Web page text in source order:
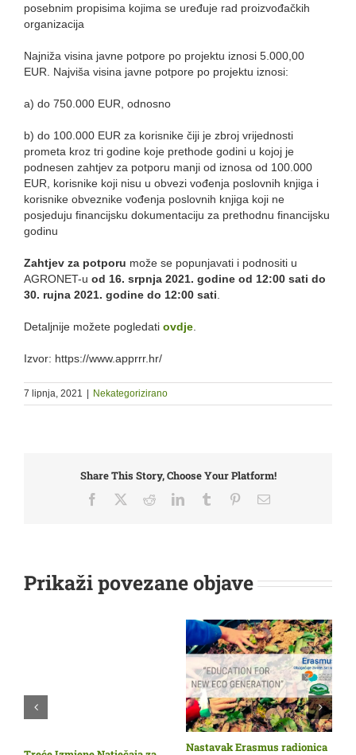
posebnim propisima kojima se uređuje rad proizvođačkih
organizacija
Najniža visina javne potpore po projektu iznosi 5.000,00
EUR. Najviša visina javne potpore po projektu iznosi:
a) do 750.000 EUR, odnosno
b) do 100.000 EUR za korisnike čiji je zbroj vrijednosti
prometa kroz tri godine koje prethode godini u kojoj je
podnesen zahtjev za potporu manji od iznosa od 100.000
EUR, korisnike koji nisu u obvezi vođenja poslovnih knjiga i
korisnike obveznike vođenja poslovnih knjiga koji ne
posjeduju financijsku dokumentaciju za prethodnu financijsku
godinu
Zahtjev za potporu može se popunjavati i podnositi u
AGRONET-u od 16. srpnja 2021. godine od 12:00 sati do
30. rujna 2021. godine do 12:00 sati
Detaljnije možete pogledati ovdje
Izvor: https://www.apprrr.hr/
7 lipnja, 2021 | Nekategorizirano
Share This Story, Choose Your Platform!
Facebook RedditLinkedInTumblr PinterestEmail:
Prikaži povezane objave
Nastavak Erasmus radionica